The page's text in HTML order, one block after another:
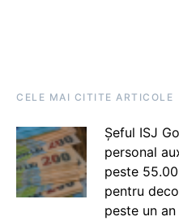
CELE MAI CITITE ARTICOLE
Șeful ISJ
personal
peste
pentru
peste un